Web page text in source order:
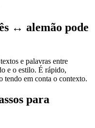
↔ alemão pode
e palavras entre
e o estilo. É rápido,
tendo em conta o contexto.
para